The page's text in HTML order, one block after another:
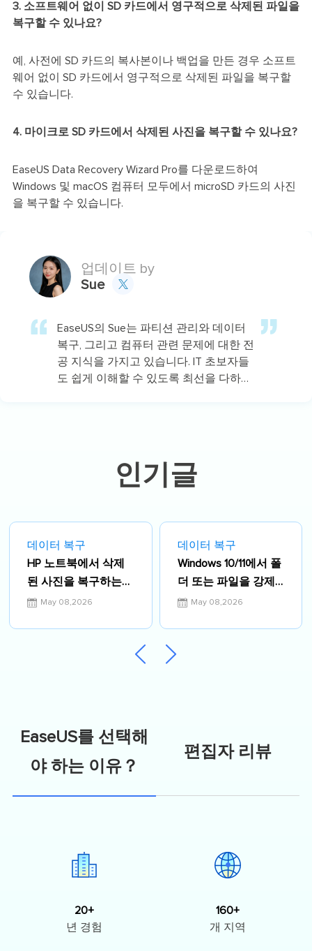
3. 소프트웨어 없이 SD 카드에서 영구적으로 삭제된 파일을
복구할 수 있나요?
예, 사전에 SD 카드의 복사본이나 백업을 만든 경우 소프트
웨어 없이 SD 카드에서 영구적으로 삭제된 파일을 복구할
수 있습니다.
4. 마이크로 SD 카드에서 삭제된 사진을 복구할 수 있나요?
EaseUS Data Recovery Wizard Pro를 다운로드하여
Windows 및 macOS 컴퓨터 모두에서 microSD 카드의 사진
을 복구할 수 있습니다.
업데이트 by
Sue

EaseUS의 Sue는 파티션 관리와 데이터
복구, 그리고 컴퓨터 관련 문제에 대한 전
공 지식을 가지고 있습니다. IT 초보자들
도 쉽게 이해할 수 있도록 최선을 다하고
인기글
데이터 복구
HP 노트북에서 삭제
된 사진을 복구하는
방법 | 고급 복구 계획
May 08,2026
데이터 복구
Windows 10/11에서 폴
더 또는 파일을 강제
로 삭제하는 방법
May 08,2026
EaseUS를 선택해
야 하는 이유？
편집자 리뷰
20+
년 경험
160+
개 지역